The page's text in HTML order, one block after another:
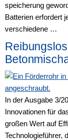
speicherung
Batterien erfordert
verschiedene …
In der Ausgabe 3/
Innovationen für
großen Wert auf
Technologieführer,